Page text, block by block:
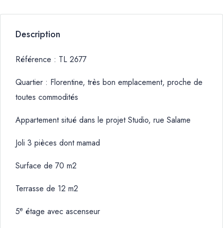
Description
Référence : TL 2677
Quartier : Florentine, très bon emplacement, proche de
toutes commodités
Appartement situé dans le projet Studio, rue Salame
Joli 3 pièces dont mamad
Surface de 70 m2
Terrasse de 12 m2
5e étage avec ascenseur